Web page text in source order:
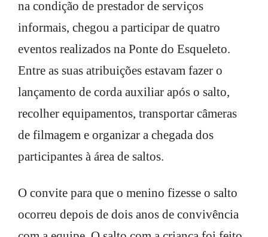
na condição de prestador de serviços
informais, chegou a participar de quatro
eventos realizados na Ponte do Esqueleto.
Entre as suas atribuições estavam fazer o
lançamento de corda auxiliar após o salto,
recolher equipamentos, transportar câmeras
de filmagem e organizar a chegada dos
participantes à área de saltos.
O convite para que o menino fizesse o salto
ocorreu depois de dois anos de convivência